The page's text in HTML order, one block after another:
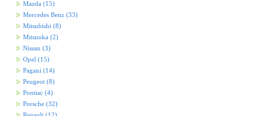
Mazda (15)
Mercedes Benz (33)
Mitsubishi (8)
Mitsuoka (2)
Nissan (3)
Opel (15)
Pagani (14)
Peugeot (8)
Pontiac (4)
Porsche (32)